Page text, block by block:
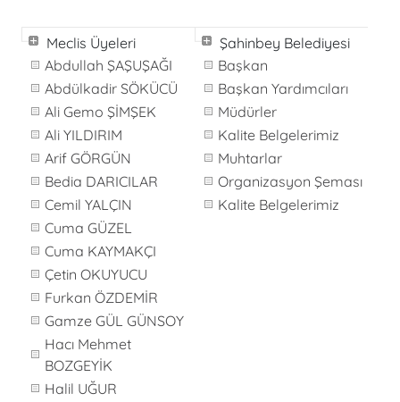
Meclis Üyeleri
Abdullah ŞAŞUŞAĞI
Abdülkadir SÖKÜCÜ
Ali Gemo ŞİMŞEK
Ali YILDIRIM
Arif GÖRGÜN
Bedia DARICILAR
Cemil YALÇIN
Cuma GÜZEL
Cuma KAYMAKÇI
Çetin OKUYUCU
Furkan ÖZDEMİR
Gamze GÜL GÜNSOY
Hacı Mehmet
BOZGEYİK
Halil UĞUR
Şahinbey Belediyesi
Başkan
Başkan Yardımcıları
Müdürler
Kalite Belgelerimiz
Muhtarlar
Organizasyon Şeması
Kalite Belgelerimiz